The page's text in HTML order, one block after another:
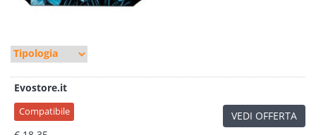
Evostore.it
Compatibile VEDI OFFERTA